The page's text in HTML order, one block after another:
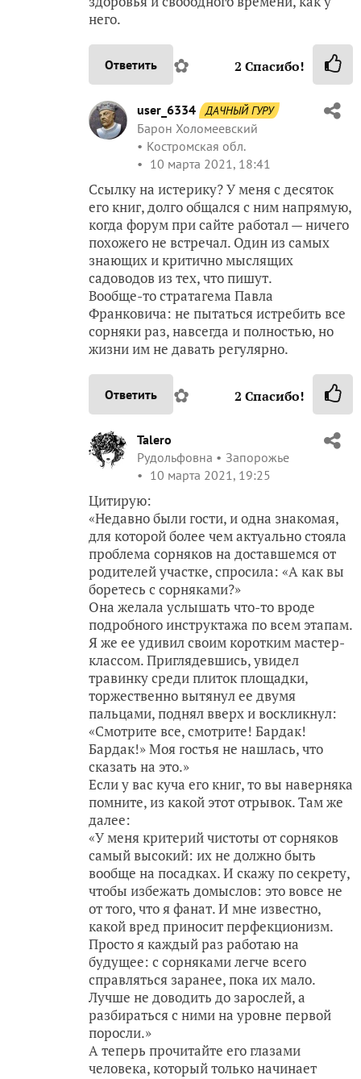
него.
Ответить ✿ 2 Спасибо!
user_6334 ДАЧНЫЙ ГУРУ
Барон Холомеевский
Костромская обл.
10 марта 2021, 18:41
Ссылку на истерику? У меня с десяток
его книг, долго общался с ним напрямую,
когда форум при сайте работал — ничего
похожего не встречал. Один из самых
знающих и критично мыслящих
садоводов из тех, что пишут.
Вообще-то стратагема Павла
Франковича: не пытаться истребить все
сорняки раз, навсегда и полностью, но
жизни им не давать регулярно.
Ответить ✿ 2 Спасибо!
Talero
Рудольфовна
Запорожье
10 марта 2021, 19:25
Цитирую:
«Недавно были гости, и одна знакомая,
для которой более чем актуально стояла
проблема сорняков на доставшемся от
родителей участке, спросила: «А как вы
боретесь с сорняками?»
Она желала услышать что-то вроде
подробного инструктажа по всем этапам.
Я же ее удивил своим коротким мастер-
классом. Приглядевшись, увидел
травинку среди плиток площадки,
торжественно вытянул ее двумя
пальцами, поднял вверх и воскликнул:
«Смотрите все, смотрите! Бардак!
Бардак!» Моя гостья не нашлась, что
сказать на это.»
Если у вас куча его книг, то вы наверняка
помните, из какой этот отрывок. Там же
далее:
«У меня критерий чистоты от сорняков
самый высокий: их не должно быть
вообще на посадках. И скажу по секрету,
чтобы избежать домыслов: это вовсе не
от того, что я фанат. И мне известно,
какой вред приносит перфекционизм.
Просто я каждый раз работаю на
будущее: с сорняками легче всего
справляться заранее, пока их мало.
Лучше не доводить до зарослей, а
разбираться с ними на уровне первой
поросли.»
А теперь прочитайте его глазами
человека, который только начинает